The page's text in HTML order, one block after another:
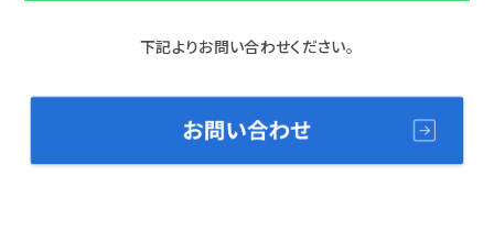
下記よりお問い合わせください。